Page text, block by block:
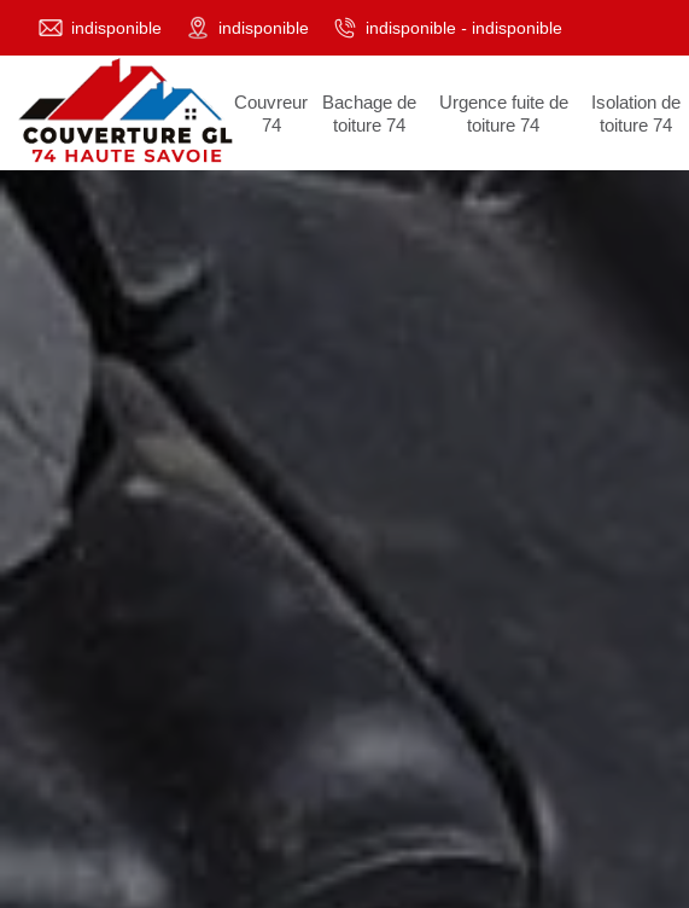
indisponible indisponible indisponible - indisponible
Couvreur
74
Bachage de
toiture 74
Urgence fuite de
toiture 74
Isolation de
toiture 74